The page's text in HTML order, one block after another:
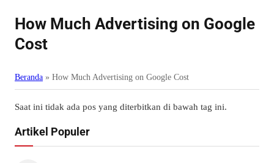
How Much Advertising on Google
Cost
Beranda » How Much Advertising on Google Cost
Saat ini tidak ada pos yang diterbitkan di bawah tag ini.
Artikel Populer